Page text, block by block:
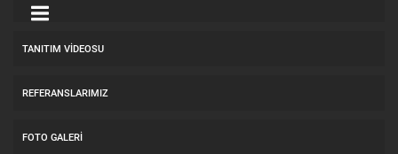
TANITIM VIDEOSU
REFERANSLARIMIZ
FOTO GALERI